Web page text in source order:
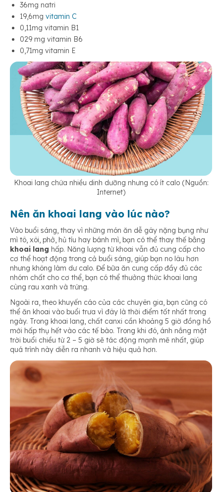
36mg natri
19,6mg vitamin C
0,11mg vitamin B1
029 mg vitamin B6
0,71mg vitamin E
Khoai lang chứa nhiều dinh dưỡng nhưng có ít calo (Nguồn:
Internet)
Nên ăn khoai lang vào lúc nào?
Vào buổi sáng, thay vì những món ăn dễ gây nặng bụng như
mì tô, xôi, phở, hủ tíu hay bánh mì, bạn có thể thay thế bằng
khoai lang hấp. Năng lượng từ khoai vẫn đủ cung cấp cho
cơ thể hoạt động trong cả buổi sáng, giúp bạn no lâu hơn
nhưng không làm dư calo. Để bữa ăn cung cấp đầy đủ các
nhóm chất cho cơ thể, bạn có thể thưởng thức khoai lang
cùng rau xanh và trứng.
Ngoài ra, theo khuyến cáo của các chuyên gia, bạn cũng có
thể ăn khoai vào buổi trưa vì đây là thời điểm tốt nhất trong
ngày. Trong khoai lang, chất canxi cần khoảng 5 giờ đồng hồ
mới hấp thụ hết vào các tế bào. Trong khi đó, ánh nắng mặt
trời buổi chiều từ 2 – 5 giờ sẽ tác động mạnh mẽ nhất, giúp
quá trình này diễn ra nhanh và hiệu quả hơn.